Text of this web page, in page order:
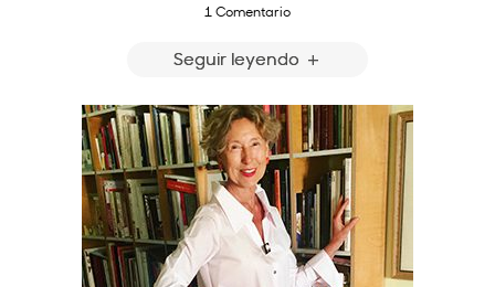
1 Comentario
Seguir leyendo